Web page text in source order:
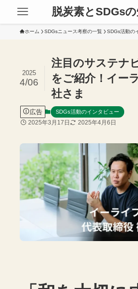
脱炭素とSDGs
ホーム SDGsニュース考察の一覧 SDGs活動の
注目のサステナ
をご紹介！イー
社さま
2025
4/06
広告 SDGs活動のインタビュー
2025年3月17日 2025年4月6日